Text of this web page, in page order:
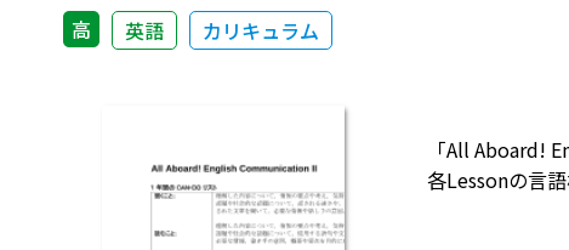
高 英語 カリキュラム
「All Aboard!
各Lessonの言